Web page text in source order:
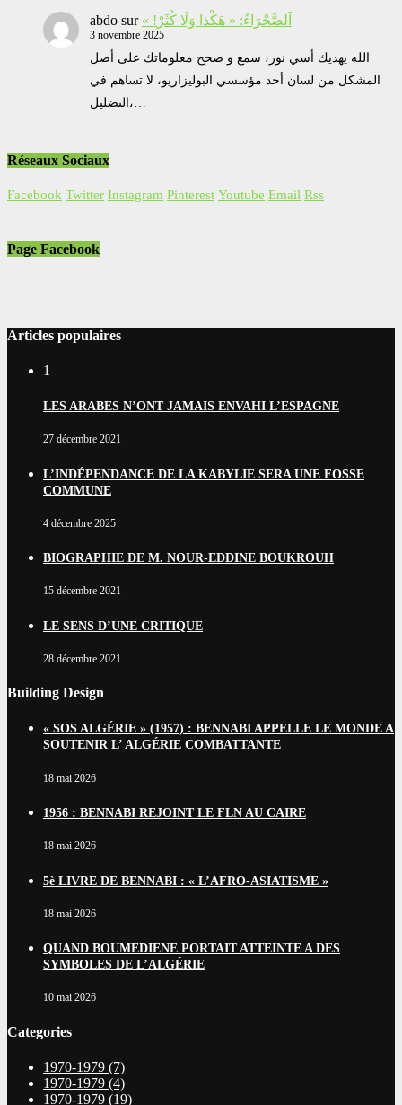
abdo sur « !اَلصَّحْرَاءُ: « هَكْذا وَلَا كْثَرْ
3 novembre 2025
الله يهديك أسي نور، سمع و صحح معلوماتك على أصل
المشكل من لسان أحد مؤسسي البوليزاريو، لا تساهم في
التضليل،…
Réseaux Sociaux
Facebook Twitter Instagram Pinterest Youtube Email Rss
Page Facebook
Articles populaires
1
LES ARABES N’ONT JAMAIS ENVAHI L’ESPAGNE
27 décembre 2021
L’INDÉPENDANCE DE LA KABYLIE SERA UNE FOSSE
COMMUNE
4 décembre 2025
BIOGRAPHIE DE M. NOUR-EDDINE BOUKROUH
15 décembre 2021
LE SENS D’UNE CRITIQUE
28 décembre 2021
Building Design
« SOS ALGÉRIE » (1957) : BENNABI APPELLE LE MONDE A
SOUTENIR L’ ALGÉRIE COMBATTANTE
18 mai 2026
1956 : BENNABI REJOINT LE FLN AU CAIRE
18 mai 2026
5è LIVRE DE BENNABI : « L’AFRO-ASIATISME »
18 mai 2026
QUAND BOUMEDIENE PORTAIT ATTEINTE A DES
SYMBOLES DE L’ALGÉRIE
10 mai 2026
Categories
1970-1979 (7)
1970-1979 (4)
1970-1979 (19)